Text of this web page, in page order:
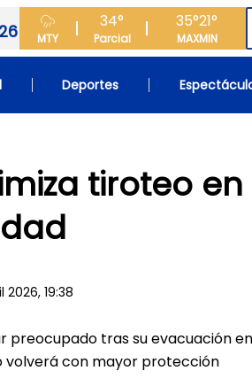
MTY
34°
Parcial
35°
MAX
21°
MIN
Deportes
tiroteo
2026, 19:38
preocupado tras su evacuación
volverá con mayor protección